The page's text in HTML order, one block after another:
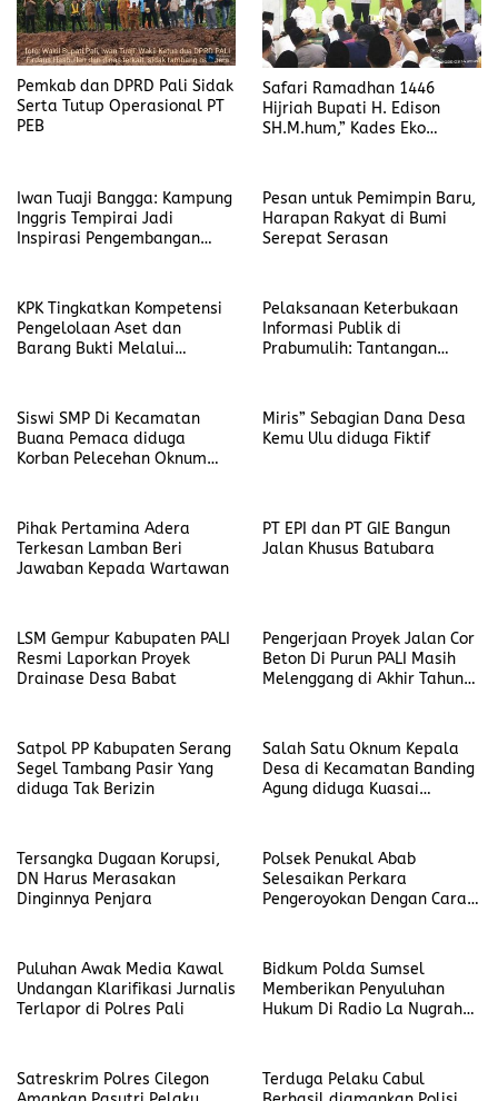
Pemkab dan DPRD Pali Sidak
Serta Tutup Operasional PT
PEB
Safari Ramadhan 1446
Hijriah Bupati H. Edison
SH.M.hum,” Kades Eko
Iwan Tuaji Bangga: Kampung
Inggris Tempirai Jadi
Inspirasi Pengembangan
Pesan untuk Pemimpin Baru,
Harapan Rakyat di Bumi
Serepat Serasan
KPK Tingkatkan Kompetensi
Pengelolaan Aset dan
Barang Bukti Melalui
Pelaksanaan Keterbukaan
Informasi Publik di
Prabumulih: Tantangan
Siswi SMP Di Kecamatan
Buana Pemaca diduga
Korban Pelecehan Oknum
Miris” Sebagian Dana Desa
Kemu Ulu diduga Fiktif
Pihak Pertamina Adera
Terkesan Lamban Beri
Jawaban Kepada Wartawan
PT EPI dan PT GIE Bangun
Jalan Khusus Batubara
LSM Gempur Kabupaten PALI
Resmi Laporkan Proyek
Drainase Desa Babat
Pengerjaan Proyek Jalan Cor
Beton Di Purun PALI Masih
Melenggang di Akhir Tahun
Satpol PP Kabupaten Serang
Segel Tambang Pasir Yang
diduga Tak Berizin
Salah Satu Oknum Kepala
Desa di Kecamatan Banding
Agung diduga Kuasai
Tersangka Dugaan Korupsi,
DN Harus Merasakan
Dinginnya Penjara
Polsek Penukal Abab
Selesaikan Perkara
Pengeroyokan Dengan Cara
Puluhan Awak Media Kawal
Undangan Klarifikasi Jurnalis
Terlapor di Polres Pali
Bidkum Polda Sumsel
Memberikan Penyuluhan
Hukum Di Radio La Nugraha
Satreskrim Polres Cilegon
Terduga Pelaku Cabul